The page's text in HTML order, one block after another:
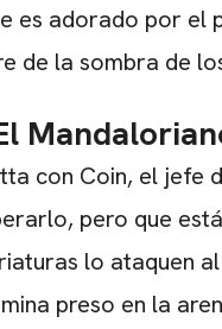
es adorado por el
de la sombra de
con Coin, el jefe
pero que
lo ataquen
preso en la